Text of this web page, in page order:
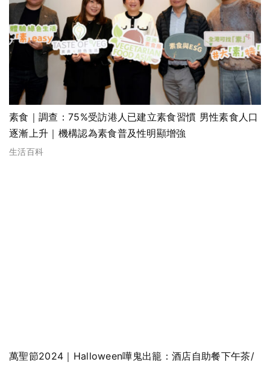
素食｜調查：75%受訪港人已建立素食習慣 男性素食人口
逐漸上升｜機構認為素食普及性明顯增強
生活百科
萬聖節2024｜Halloween嘩鬼出籠：酒店自助餐下午茶/